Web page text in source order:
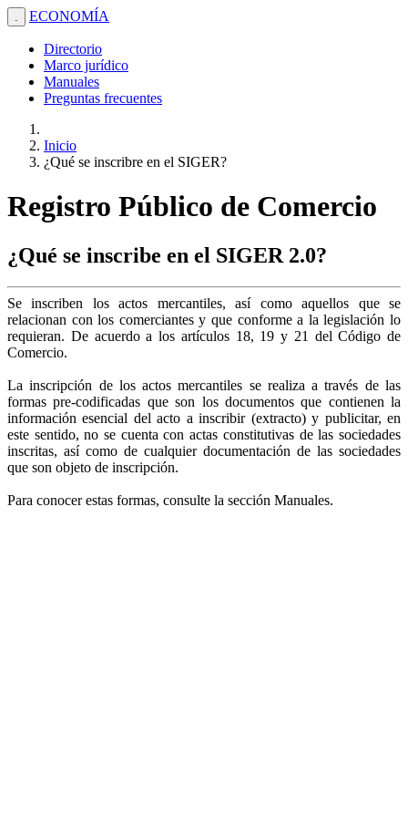
. ECONOMÍA
Directorio
Marco jurídico
Manuales
Preguntas frecuentes
Inicio
¿Qué se inscribre en el SIGER?
Registro Público de Comercio
¿Qué se inscribe en el SIGER 2.0?
Se inscriben los actos mercantiles, así como aquellos que se
relacionan con los comerciantes y que conforme a la legislación lo
requieran. De acuerdo a los artículos 18, 19 y 21 del Código de
Comercio.
La inscripción de los actos mercantiles se realiza a través de las
formas pre-codificadas que son los documentos que contienen la
información esencial del acto a inscribir (extracto) y publicitar, en
este sentido, no se cuenta con actas constitutivas de las sociedades
inscritas, así como de cualquier documentación de las sociedades
que son objeto de inscripción.
Para conocer estas formas, consulte la sección Manuales.